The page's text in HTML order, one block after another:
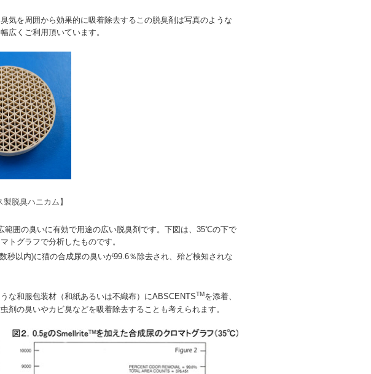
気を周囲から効果的に吸着除去するこの脱臭剤は写真のような
広くご利用頂いています。
製脱臭ハニカム】
範囲の臭いに有効で用途の広い脱臭剤です。下図は、35℃の下で
トグラフで分析したものです。
秒以内)に猫の合成尿の臭いが99.6％除去され、殆ど検知されな
な和服包装材（和紙あるいは不織布）にABSCENTSTMを添着、
剤の臭いやカビ臭などを吸着除去することも考えられます。